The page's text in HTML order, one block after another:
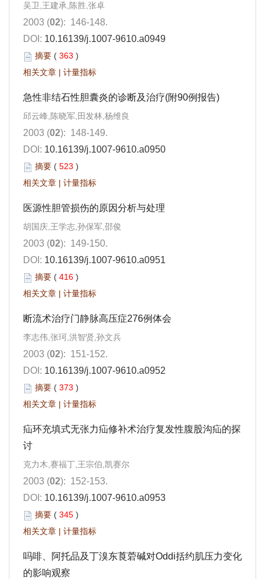
吴卫,王建承,陈胜,张卓
2003 (02): 146-148.
DOI: 10.16139/j.1007-9610.a0949
摘要 ( 363 )
相关文章 | 计量指标
急性非结石性胆囊炎的诊断及治疗(附90例报告)
邱云峰,陈晓军,田发林,杨维良
2003 (02): 148-149.
DOI: 10.16139/j.1007-9610.a0950
摘要 ( 523 )
相关文章 | 计量指标
医源性胆管损伤的原因分析与处理
胡国庆,王学志,孙保军,邵俊
2003 (02): 149-150.
DOI: 10.16139/j.1007-9610.a0951
摘要 ( 416 )
相关文章 | 计量指标
断流术治疗门静脉高压症276例体会
李志伟,张珂,洪智贤,孙文兵
2003 (02): 151-152.
DOI: 10.16139/j.1007-9610.a0952
摘要 ( 373 )
相关文章 | 计量指标
疝环充填式无张力疝修补术治疗复发性腹股沟疝的探
讨
克力木,赛福丁,王宗伯,凯赛尔
2003 (02): 152-153.
DOI: 10.16139/j.1007-9610.a0953
摘要 ( 345 )
相关文章 | 计量指标
吗啡、阿托品及丁溴东莨菪碱对Oddi括约肌压力变化
的影响观察